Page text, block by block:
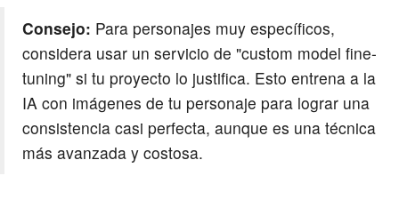
Consejo: Para personajes muy específicos,
considera usar un servicio de "custom model fine-
tuning" si tu proyecto lo justifica. Esto entrena a la
IA con imágenes de tu personaje para lograr una
consistencia casi perfecta, aunque es una técnica
más avanzada y costosa.